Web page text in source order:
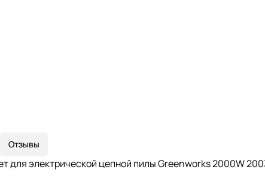
Отзывы
для электрической цепной пилы Greenworks 2000W